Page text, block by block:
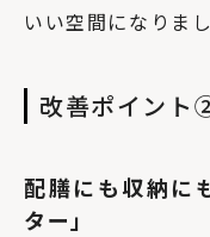
いい空間になりまし
改善ポイン
配膳にも収納に
ター」